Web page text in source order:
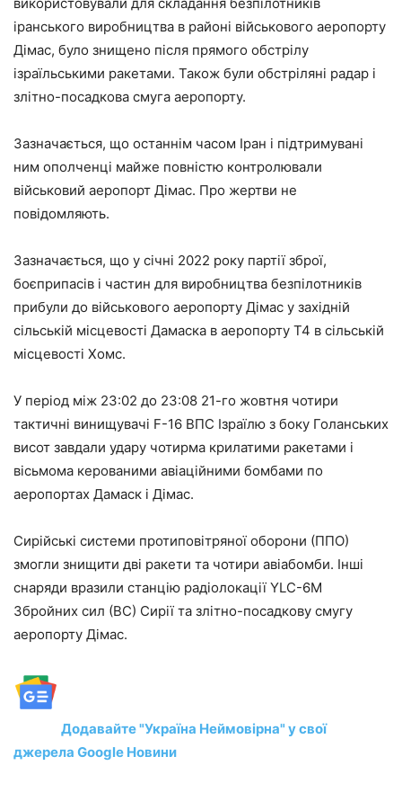
іранського виробництва в районі військового аеропорту
Дімас, було знищено після прямого обстрілу
ізраїльськими ракетами. Також були обстріляні радар і
злітно-посадкова смуга аеропорту.
Зазначається, що останнім часом Іран і підтримувані
ним ополченці майже повністю контролювали
військовий аеропорт Дімас. Про жертви не
повідомляють.
Зазначається, що у січні 2022 року партії зброї,
боєприпасів і частин для виробництва безпілотників
прибули до військового аеропорту Дімас у західній
сільській місцевості Дамаска в аеропорту Т4 в сільській
місцевості Хомс.
У період між 23:02 до 23:08 21-го жовтня чотири
тактичні винищувачі F-16 ВПС Ізраїлю з боку Голанських
висот завдали удару чотирма крилатими ракетами і
вісьмома керованими авіаційними бомбами по
аеропортах Дамаск і Дімас.
Сирійські системи протиповітряної оборони (ППО)
змогли знищити дві ракети та чотири авіабомби. Інші
снаряди вразили станцію радіолокації YLC-6M
Збройних сил (ВС) Сирії та злітно-посадкову смугу
аеропорту Дімас.
Додавайте "Україна Неймовірна" у свої
джерела Google Новини